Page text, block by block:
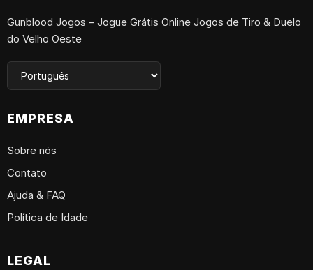
Gunblood Jogos – Jogue Grátis Online Jogos de Tiro & Duelo
do Velho Oeste
EMPRESA
Sobre nós
Contato
Ajuda & FAQ
Política de Idade
LEGAL